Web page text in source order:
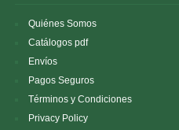
Quiénes Somos
Catálogos pdf
Envíos
Pagos Seguros
Términos y Condiciones
Privacy Policy